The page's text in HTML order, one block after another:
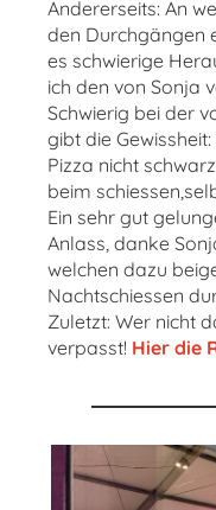
Andererseits: An
den Durchgängen
es schwierige
ich den von Sonja
Schwierig bei der
gibt die
Pizza nicht
beim
Ein sehr gut
Anlass, danke
welchen dazu
Nachtschiessen
Zuletzt: Wer nicht
verpasst! Hier die